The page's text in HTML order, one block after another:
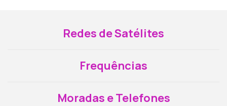
Redes de Satélites
Frequências
Moradas e Telefones